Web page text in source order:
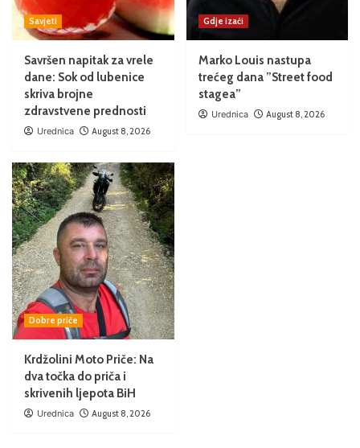
Savjeti
Savršen napitak za vrele
dane: Sok od lubenice
skriva brojne
zdravstvene prednosti
Urednica August 8, 2026
Gdje izaći
Marko Louis nastupa
trećeg dana ”Street food
stagea”
Urednica August 8, 2026
Dobre priče
Krdžolini Moto Priče: Na
dva točka do priča i
skrivenih ljepota BiH
Urednica August 8, 2026